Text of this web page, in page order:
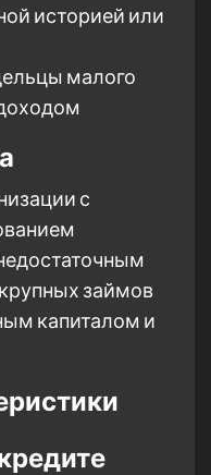
историей или
малого
с
займов
капиталом и